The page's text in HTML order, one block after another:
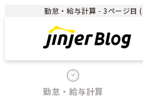
勤怠・給与計算 - 3ページ目
勤怠・給与計算